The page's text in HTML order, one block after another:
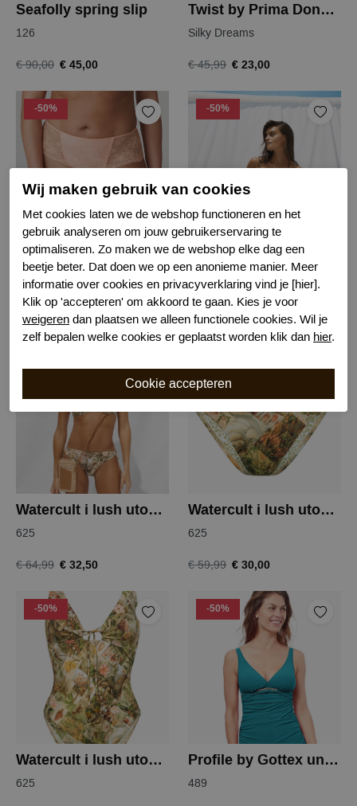
Seafolly spring slip
126
€ 90,00 € 45,00
Twist by Prima Donna playa amor slip
Silky Dreams
€ 45,99 € 23,00
-50%
Twist by Prima Donna playa amor hipster
Silky Dreams
€ 50,99 € 25,50
-50%
625
€ 109,99 € 55,00
Watercult i lush utopia bikini slip
625
€ 64,99 € 32,50
Watercult i lush utopia bikini slip
625
€ 59,99 € 30,00
-50%
Watercult i lush utopia badpak
625
-50%
Profile by Gottex unchain my heart top
489
Wij maken gebruik van cookies
Met cookies laten we de webshop functioneren en het
gebruik analyseren om jouw gebruikerservaring te
optimaliseren. Zo maken we de webshop elke dag een
beetje beter. Dat doen we op een anonieme manier. Meer
informatie over cookies en privacyverklaring vind je [hier].
Klik op 'accepteren' om akkoord te gaan. Kies je voor
weigeren dan plaatsen we alleen functionele cookies. Wil je
zelf bepalen welke cookies er geplaatst worden klik dan hier.